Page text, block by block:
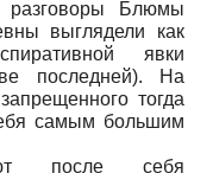
разговоры Блюмы
выглядели как
явки
последней). На
тогда
самым большим
после себя